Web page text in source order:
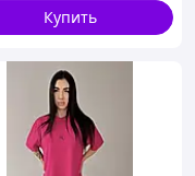
Купить